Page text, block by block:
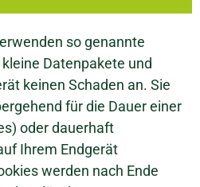
so genannte
kleine Datenpakete und
keinen Schaden an. Sie
für die Dauer einer
oder dauerhaft
Ihrem Endgerät
werden nach Ende